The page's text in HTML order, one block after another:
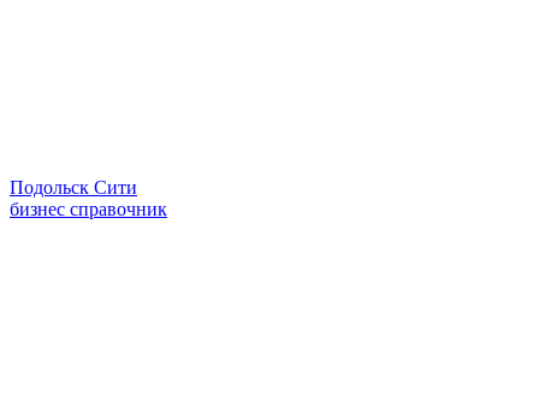
Подольск Сити
бизнес справочник